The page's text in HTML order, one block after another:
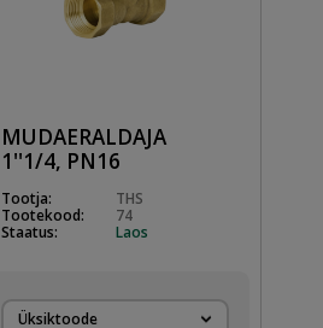
MUDAERALDAJA
1''1/4, PN16
Tootja:
THS
Tootekood:
74
Staatus:
Laos
Üksiktoode